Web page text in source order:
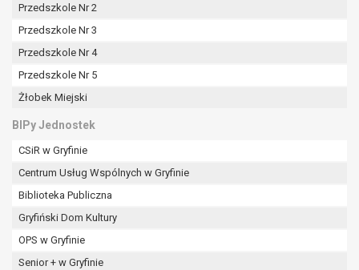
Przedszkole Nr 2
Przedszkole Nr 3
Przedszkole Nr 4
Przedszkole Nr 5
Żłobek Miejski
BIPy Jednostek
CSiR w Gryfinie
Centrum Usług Wspólnych w Gryfinie
Biblioteka Publiczna
Gryfiński Dom Kultury
OPS w Gryfinie
Senior + w Gryfinie